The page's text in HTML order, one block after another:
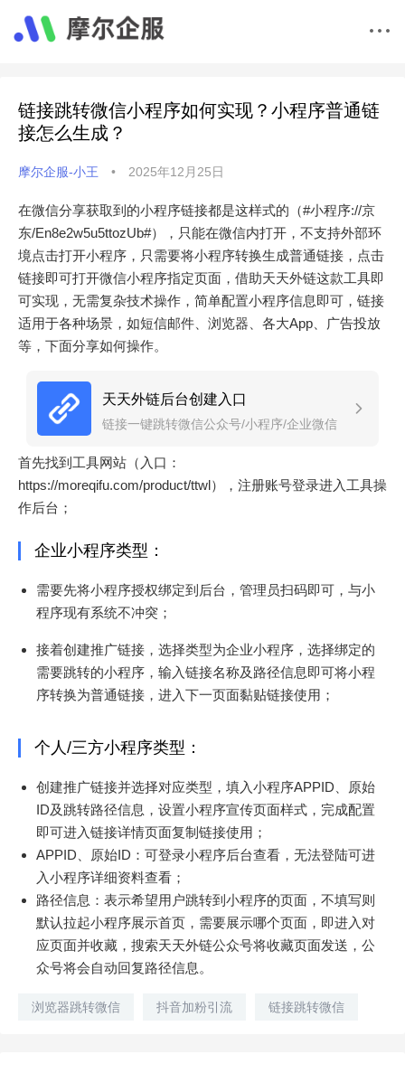
链接跳转微信小程序如何实现？小程序普通链
接怎么生成？
摩尔企服-小王 • 2025年12月25日
在微信分享获取到的小程序链接都是这样式的（#小程序://京
东/En8e2w5u5ttozUb#），只能在微信内打开，不支持外部环
境点击打开小程序，只需要将小程序转换生成普通链接，点击
链接即可打开微信小程序指定页面，借助天天外链这款工具即
可实现，无需复杂技术操作，简单配置小程序信息即可，链接
适用于各种场景，如短信邮件、浏览器、各大App、广告投放
等，下面分享如何操作。
天天外链后台创建入口
链接一键跳转微信公众号/小程序/企业微信
首先找到工具网站（入口：
https://moreqifu.com/product/ttwl），注册账号登录进入工具操
作后台；
企业小程序类型：
需要先将小程序授权绑定到后台，管理员扫码即可，与小
程序现有系统不冲突；
接着创建推广链接，选择类型为企业小程序，选择绑定的
需要跳转的小程序，输入链接名称及路径信息即可将小程
序转换为普通链接，进入下一页面黏贴链接使用；
个人/三方小程序类型：
创建推广链接并选择对应类型，填入小程序APPID、原始
ID及跳转路径信息，设置小程序宣传页面样式，完成配置
即可进入链接详情页面复制链接使用；
APPID、原始ID：可登录小程序后台查看，无法登陆可进
入小程序详细资料查看；
路径信息：表示希望用户跳转到小程序的页面，不填写则
默认拉起小程序展示首页，需要展示哪个页面，即进入对
应页面并收藏，搜索天天外链公众号将收藏页面发送，公
众号将会自动回复路径信息。
浏览器跳转微信 抖音加粉引流 链接跳转微信